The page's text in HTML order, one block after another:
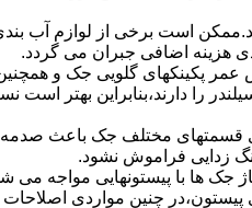
است برخی از لوازم آب بندی
هزینه اضافی جبران می گردد.
عمر پکینکهای گلویی جک و
را دارند،بنابراین بهتر است
مختلف جک باعث صدمه
زدایی فراموش نشود.
جک ها با پیستونهایی مواجه
پیستون،در چنین مواردی